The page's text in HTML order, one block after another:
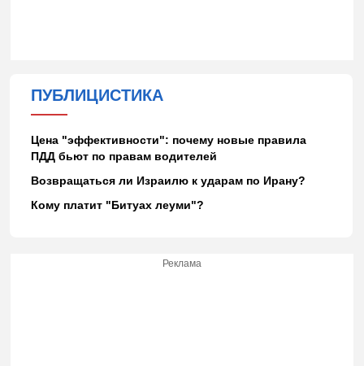
ПУБЛИЦИСТИКА
Цена "эффективности": почему новые правила
ПДД бьют по правам водителей
Возвращаться ли Израилю к ударам по Ирану?
Кому платит "Битуах леуми"?
Реклама